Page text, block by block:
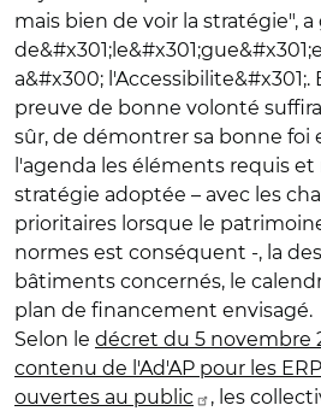
mais bien de voir la stratégie", a
a&#x300; l'Accessibilite&#x301;.
preuve de bonne volonté
sûr, de démontrer sa bonne foi
l'agenda les éléments requis
stratégie adoptée – avec les
prioritaires lorsque le
normes est conséquent -, la
bâtiments concernés, le
plan de financement envisagé.
Selon le décret du 5 novembre
contenu de l'Ad'AP pour les
ouvertes au public
, les